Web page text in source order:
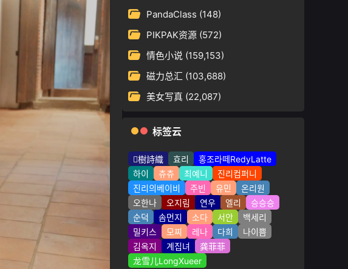
PandaClass (148)
PIKPAK资源 (572)
情色小说 (159,153)
磁力总汇 (103,688)
美女写真 (22,087)
标签云
樹詩織 효리
홍조라떼RedyLatte
하이
츄츄 최예니
진리컴퍼니
진리의베이비
주빈 유민
온리원
오한나
오지림 연우 엘리
승승승
순덕
솜먼지 소다 서안
백세리
밀키스
모찌 레나 다희
나이쁨
김옥지
계집녀
龚菲菲
龙雪儿LongXueer